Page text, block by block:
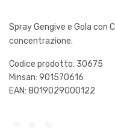
Spray Gengive e Gola con
concentrazione.
Codice prodotto: 30675
Minsan: 901570616
EAN: 8019029000122